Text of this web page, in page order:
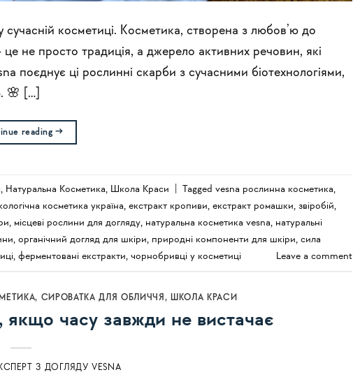
сучасній косметиці. Косметика, створена з любов’ю до
не просто традиція, а джерело активних речовин, які
поєднує ці рослинні скарби з сучасними біотехнологіями,
🌸 […]
reading→
, Натуральна Косметика, Школа Краси Tagged vesna рослинна косметика,
косметика україна, екстракт кропиви, екстракт ромашки, звіробій,
, місцеві рослини для догляду, натуральна косметика vesna, натуральні
, органічний догляд для шкіри, природні компоненти для шкіри, сила
, ферментовані екстракти, чорнобривці у косметиці Leave a comment
, СИРОВАТКА ДЛЯ ОБЛИЧЧЯ , ШКОЛА КРАСИ
якщо часу завжди не вистачає
З ДОГЛЯДУ VESNA